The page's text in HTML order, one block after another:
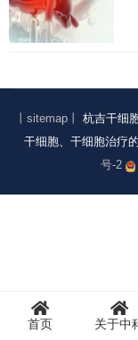
丨sitemap丨
杭吉干细
干细胞、干细胞治疗
号-2
首页 关于中